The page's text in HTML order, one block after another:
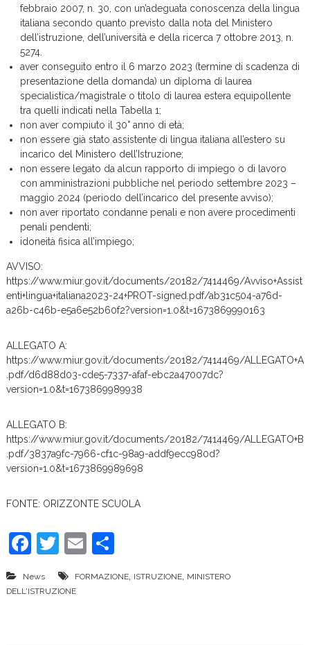
febbraio 2007, n. 30, con un’adeguata conoscenza della lingua
italiana secondo quanto previsto dalla nota del Ministero
dell’istruzione, dell’università e della ricerca 7 ottobre 2013, n.
5274.
aver conseguito entro il 6 marzo 2023 (termine di scadenza di
presentazione della domanda) un diploma di laurea
specialistica/magistrale o titolo di laurea estera equipollente
tra quelli indicati nella Tabella 1;
non aver compiuto il 30° anno di età;
non essere già stato assistente di lingua italiana all’estero su
incarico del Ministero dell’Istruzione;
non essere legato da alcun rapporto di impiego o di lavoro
con amministrazioni pubbliche nel periodo settembre 2023 –
maggio 2024 (periodo dell’incarico del presente avviso);
non aver riportato condanne penali e non avere procedimenti
penali pendenti;
idoneità fisica all’impiego;
AVVISO:
https://www.miur.gov.it/documents/20182/7414469/Avviso+Assist
enti+lingua+italiana2023-24+PROT-signed.pdf/ab31c504-a76d-
a26b-c46b-e5a6e52b60f2?version=1.0&t=1673869990163
ALLEGATO A:
https://www.miur.gov.it/documents/20182/7414469/ALLEGATO+A
.pdf/d6d88d03-cde5-7337-afaf-ebc2a47007dc?
version=1.0&t=1673869989938
ALLEGATO B:
https://www.miur.gov.it/documents/20182/7414469/ALLEGATO+B
.pdf/3837a9fc-7966-cf1c-98a9-addf9ecc980d?
version=1.0&t=1673869989698
FONTE: ORIZZONTE SCUOLA
F
c
T
w
itt
E
ai
C
n
News FORMAZIONE, ISTRUZIONE, MINISTERO
DELL'ISTRUZIONE